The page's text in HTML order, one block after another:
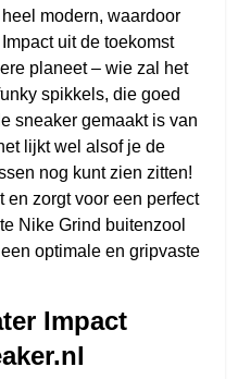
modern, waardoor
uit de toekomst
planeet – wie zal het
spikkels, die goed
sneaker gemaakt is van
lijkt wel alsof je de
nog kunt zien zitten!
en zorgt voor een perfect
Nike Grind buitenzool
optimale en gripvaste
Impact